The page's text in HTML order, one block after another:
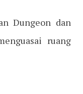
Dungeon dan
ruang